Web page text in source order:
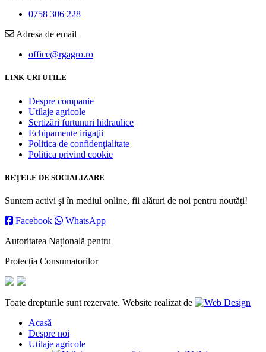
0758 306 228
Adresa de email
office@rgagro.ro
LINK-URI UTILE
Despre companie
Utilaje agricole
Sertizări furtunuri hidraulice
Echipamente irigaţii
Politica de confidenţialitate
Politica privind cookie
REŢELE DE SOCIALIZARE
Suntem activi şi în mediul online, fii alături de noi pentru noutăţi!
Facebook
WhatsApp
Autoritatea Națională pentru
Protecția Consumatorilor
Toate drepturile sunt rezervate. Website realizat de
Acasă
Despre noi
Utilaje agricole